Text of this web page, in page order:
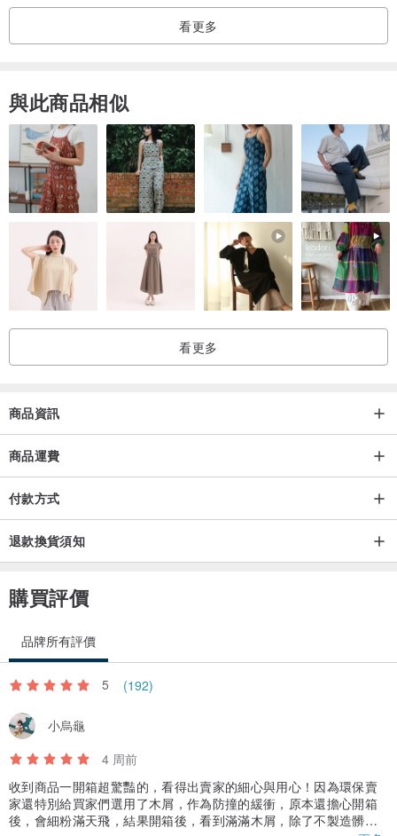
看更多
與此商品相似
看更多
商品資訊
商品運費
付款方式
退款換貨須知
購買評價
品牌所有評價
5 (192)
小烏龜
4 周前
收到商品一開箱超驚豔的，看得出賣家的細心與用心！因為環保賣
家還特別給買家們選用了木屑，作為防撞的緩衝，原本還擔心開箱
後，會細粉滿天飛，結果開箱後，看到滿滿木屑，除了不製造髒亂